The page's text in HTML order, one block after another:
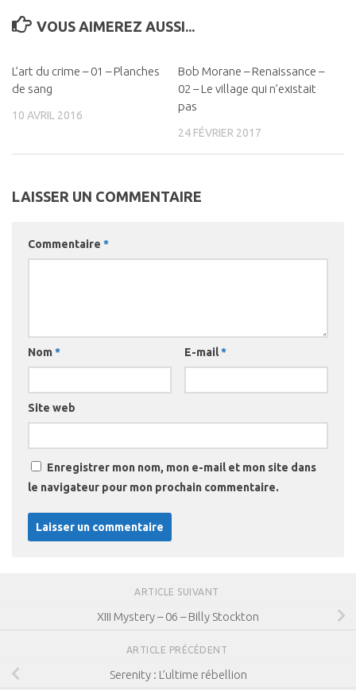
VOUS AIMEREZ AUSSI...
L’art du crime – 01 – Planches
de sang
10 AVRIL 2016
Bob Morane – Renaissance –
02 – Le village qui n’existait
pas
24 FÉVRIER 2017
LAISSER UN COMMENTAIRE
Commentaire *
Nom * E-mail*
Site web
Enregistrer mon nom, mon e-mail et mon site dans
le navigateur pour mon prochain commentaire.
ARTICLE SUIVANT
XIII Mystery – 06 – Billy Stockton
ARTICLE PRÉCÉDENT
Serenity : L’ultime rébellion